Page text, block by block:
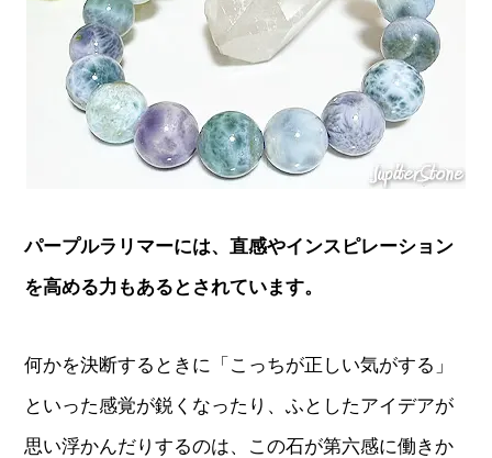
パープルラリマーには、直感やインスピレーション
を高める力もあるとされています。
何かを決断するときに「こっちが正しい気がする」
といった感覚が鋭くなったり、ふとしたアイデアが
思い浮かんだりするのは、この石が第六感に働きか